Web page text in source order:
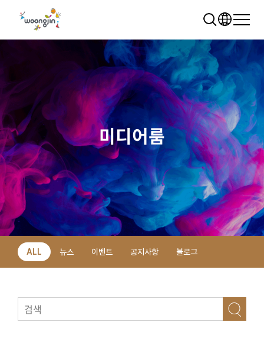
추천 검색어
WRMS WDMS SAP ERP
렌탈 모빌리티 클라우드
미디어룸
ALL 뉴스 이벤트 공지사항 블로그